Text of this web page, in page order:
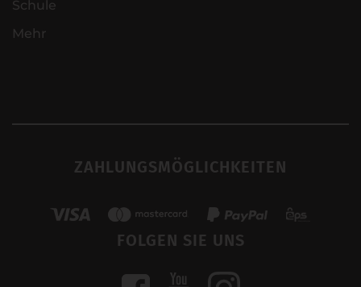
Schule
Mehr
ZAHLUNGSMÖGLICHKEITEN
FOLGEN SIE UNS